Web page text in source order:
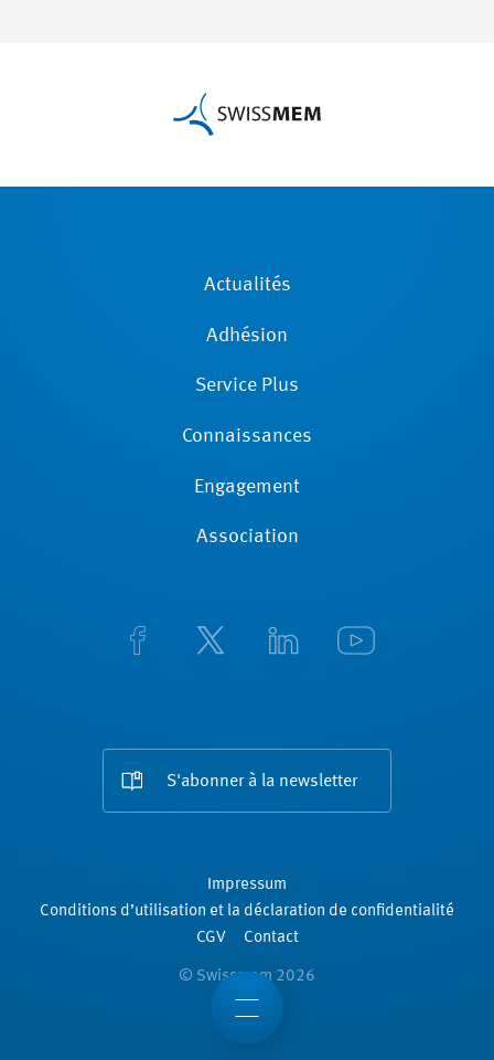
Actualités
Adhésion
Service Plus
Connaissances
Engagement
Association
S'abonner à la newsletter
Impressum
Conditions d’utilisation et la déclaration de confidentialité
CGV
Contact
© Swissmem 2026